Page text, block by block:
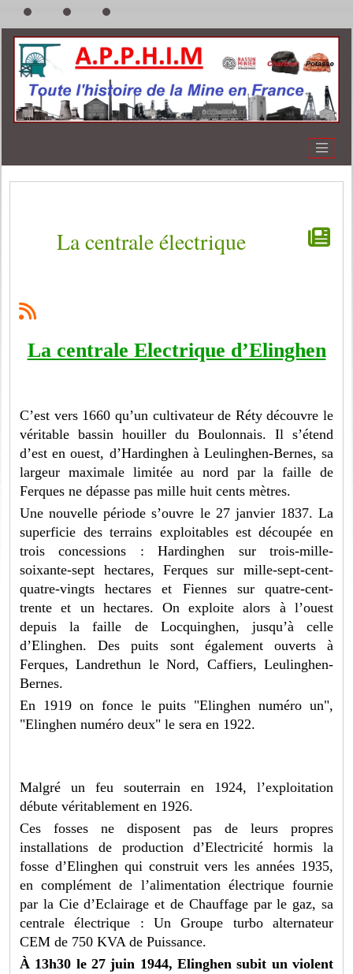
La centrale électrique
La centrale Electrique d’Elinghen
C’est vers 1660 qu’un cultivateur de Réty découvre le
véritable bassin houiller du Boulonnais. Il s’étend
d’est en ouest, d’Hardinghen à Leulinghen-Bernes, sa
largeur maximale limitée au nord par la faille de
Ferques ne dépasse pas mille huit cents mètres.
Une nouvelle période s’ouvre le 27 janvier 1837. La
superficie des terrains exploitables est découpée en
trois concessions : Hardinghen sur trois-mille-
soixante-sept hectares, Ferques sur mille-sept-cent-
quatre-vingts hectares et Fiennes sur quatre-cent-
trente et un hectares. On exploite alors à l’ouest
depuis la faille de Locquinghen, jusqu’à celle
d’Elinghen. Des puits sont également ouverts à
Ferques, Landrethun le Nord, Caffiers, Leulinghen-
Bernes.
En 1919 on fonce le puits "Elinghen numéro un",
"Elinghen numéro deux" le sera en 1922.
Malgré un feu souterrain en 1924, l’exploitation
débute véritablement en 1926.
Ces fosses ne disposent pas de leurs propres
installations de production d’Electricité hormis la
fosse d’Elinghen qui construit vers les années 1935,
en complément de l’alimentation électrique fournie
par la Cie d’Eclairage et de Chauffage par le gaz, sa
centrale électrique : Un Groupe turbo alternateur
CEM de 750 KVA de Puissance.
À 13h30 le 27 juin 1944, Elinghen subit un violent